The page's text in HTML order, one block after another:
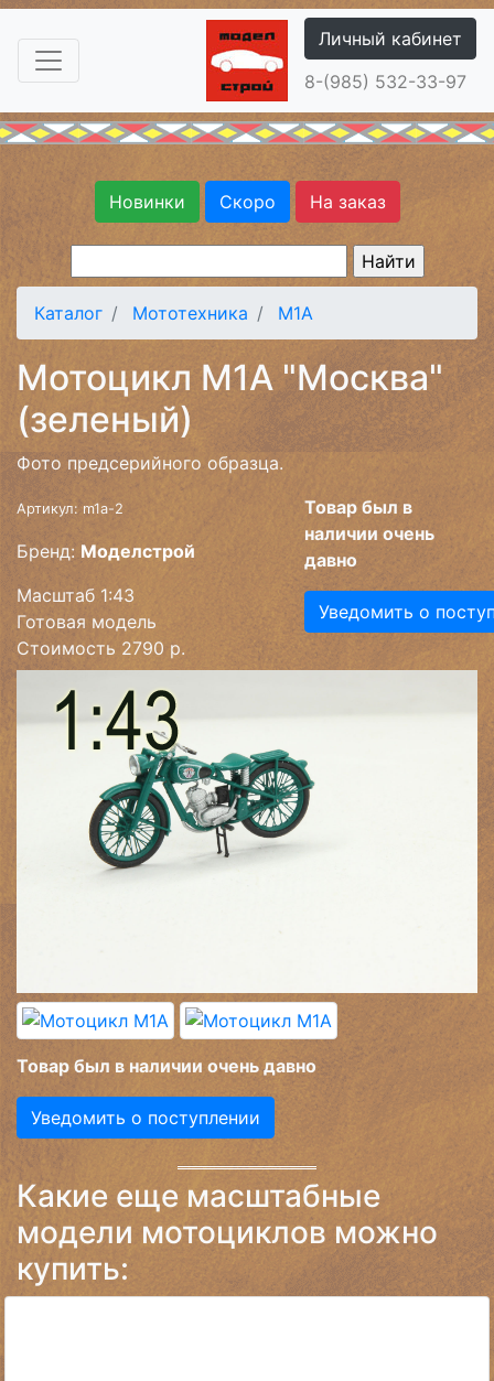
Личный кабинет
8-(985) 532-33-97
Новинки Скоро На заказ
Каталог Мототехника М1А
Мотоцикл М1А "Москва"
(зеленый)
Фото предсерийного образца.
Артикул: m1a-2
Бренд: Моделстрой
Масштаб 1:43
Готовая модель
Стоимость 2790 р.
Товар был в
наличии очень
давно
Уведомить о
Товар был в наличии очень давно
Уведомить о поступлении
Какие еще масштабные
модели мотоциклов можно
купить: